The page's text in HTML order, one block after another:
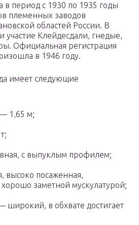
в период с 1930 по 1935 годы
племенных заводов
областей России. В
участие Клейдесдали, гнедые,
Официальная регистрация
в 1946 году.
имеет следующие
1,65 м;
с выпуклым профилем;
посаженная,
хорошо заметной мускулатурой;
широкий, в обхвате достигает